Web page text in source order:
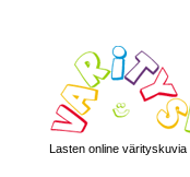
Lasten online värityskuvia